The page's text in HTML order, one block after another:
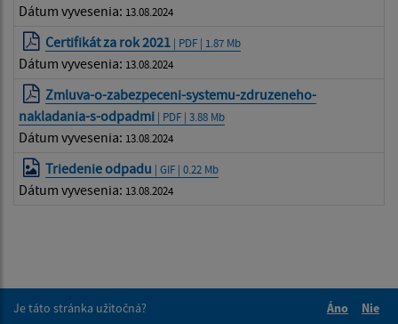
Dátum vyvesenia: 13.08.2024
Certifikát za rok 2021 | PDF | 1.87 Mb
Dátum vyvesenia: 13.08.2024
Zmluva-o-zabezpeceni-systemu-zdruzeneho-
nakladania-s-odpadmi | PDF | 3.88 Mb
Dátum vyvesenia: 13.08.2024
Triedenie odpadu | GIF | 0.22 Mb
Dátum vyvesenia: 13.08.2024
Je táto stránka užitočná?
Áno
Nie